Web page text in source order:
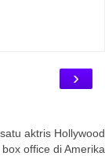
›
aktris Hollywood
office di Amerika